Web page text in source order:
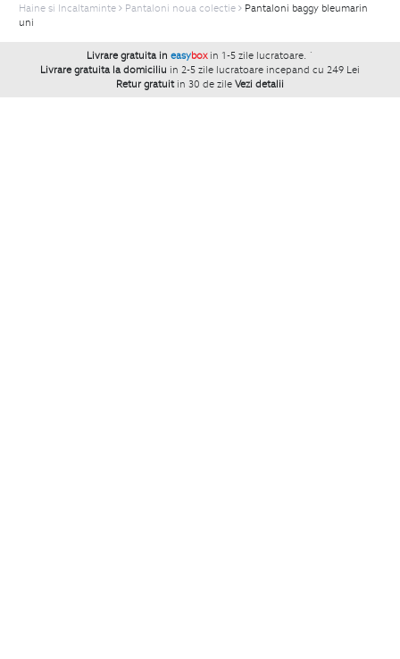
Haine si Incaltaminte Pantaloni noua colectie
Pantaloni baggy bleumarin
uni
Livrare gratuita in easybox in 1-5 zile lucratoare. `
Livrare gratuita la domiciliu in 2-5 zile lucratoare incepand cu 249 Lei
Retur gratuit in 30 de zile Vezi detalii